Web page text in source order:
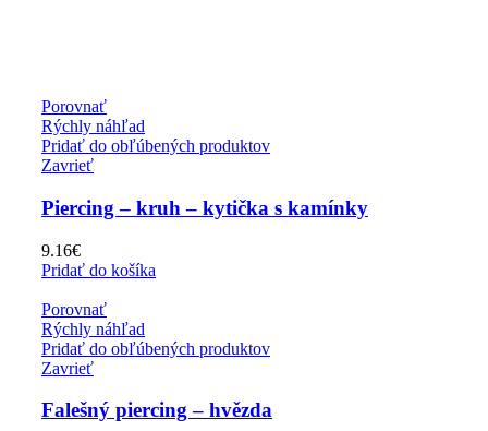
Porovnať
Rýchly náhľad
Pridať do obľúbených produktov
Zavrieť
Piercing – kruh – kytička s kamínky
9.16€
Pridať do košíka
Porovnať
Rýchly náhľad
Pridať do obľúbených produktov
Zavrieť
Falešný piercing – hvězda